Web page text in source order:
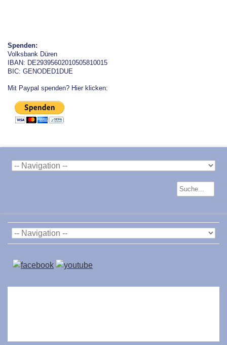
Spenden:
Volksbank Düren
IBAN: DE29395602010505810015
BIC: GENODED1DUE
Mit Paypal spenden? Hier klicken: